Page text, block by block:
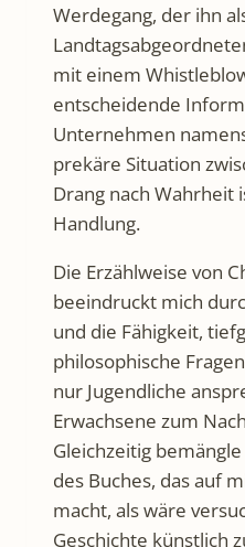
Werdegang, der ihn
mit einem
entscheidende
Unternehmen
prekäre Situation
Drang nach Wahrheit
Handlung.
Die Erzählweise von
beeindruckt mich
und die Fähigkeit,
philosophische
nur Jugendliche
Erwachsene zum
Gleichzeitig
des Buches, das auf
macht, als wäre
Geschichte künstlich